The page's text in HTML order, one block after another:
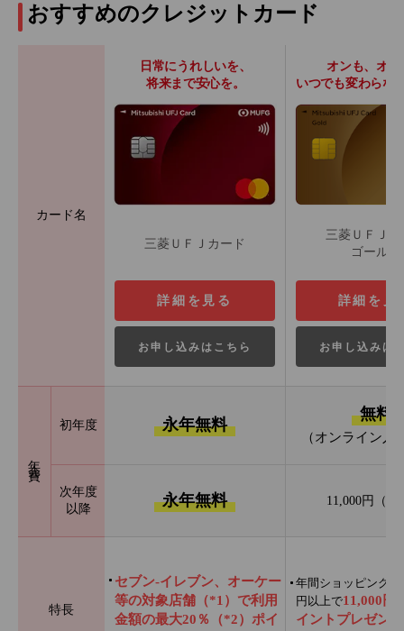
おすすめのクレジットカード
カード名
日常にうれしいを、
将来まで安心を。
オンも、オフ
いつでも変わらな
三菱ＵＦＪカード
三菱ＵＦＪカ
ゴールド
詳細を見る
お申し込みはこちら
詳細を見
お申し込みは
初年度 永年無料
無料
（オンライン入
次年度
以降
永年無料 11,000円（税
特長
セブン‐イレブン、オーケー
等の対象店舗（*1）で利用
金額の最大20％（*2）ポイ
年間ショッピング利
円以上で11,000円
イントプレゼント